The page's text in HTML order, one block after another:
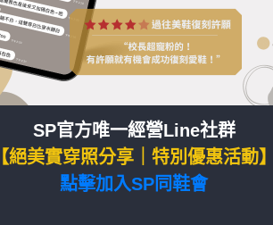
SP官方唯一經營Line社群
【絕美實穿照分享｜特別優惠活動
點擊加入SP同鞋會